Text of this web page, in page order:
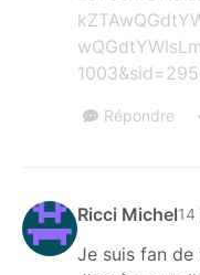
Répondre
Ricci Michel14
Je suis fan de